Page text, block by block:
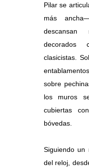
Pilar se
más
descansan
decorados
clasicistas.
sobre
los muros
cubiertas
bóvedas.
Siguiendo un
del reloj,